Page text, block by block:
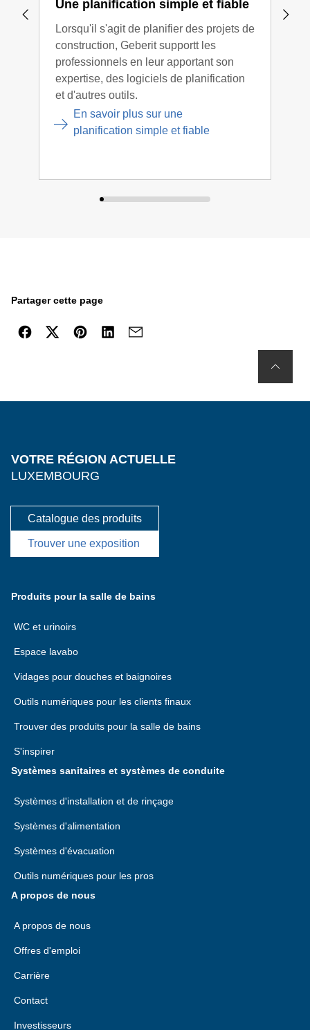
Une planification simple et fiable
Lorsqu'il s'agit de planifier des projets de
construction, Geberit supportt les
professionnels en leur apportant son
expertise, des logiciels de planification
et d'autres outils.
En savoir plus sur une
planification simple et fiable
Partager cette page
VOTRE RÉGION ACTUELLE
LUXEMBOURG
Catalogue des produits
Trouver une exposition
Produits pour la salle de bains
WC et urinoirs
Espace lavabo
Vidages pour douches et baignoires
Outils numériques pour les clients finaux
Trouver des produits pour la salle de bains
S'inspirer
Systèmes sanitaires et systèmes de conduite
Systèmes d'installation et de rinçage
Systèmes d'alimentation
Systèmes d'évacuation
Outils numériques pour les pros
A propos de nous
A propos de nous
Offres d'emploi
Carrière
Contact
Investisseurs